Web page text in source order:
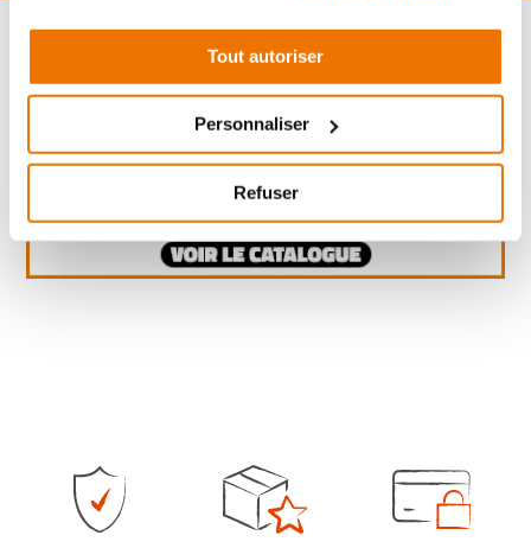
Tout autoriser
Personnaliser
Refuser